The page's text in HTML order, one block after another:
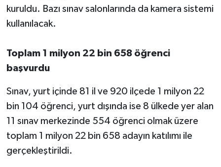
kuruldu. Bazı sınav salonlarında da kamera sistemi
kullanılacak.
Toplam 1 milyon 22 bin 658 öğrenci
başvurdu
Sınav, yurt içinde 81 il ve 920 ilçede 1 milyon 22
bin 104 öğrenci, yurt dışında ise 8 ülkede yer alan
11 sınav merkezinde 554 öğrenci olmak üzere
toplam 1 milyon 22 bin 658 adayın katılımı ile
gerçekleştirildi.